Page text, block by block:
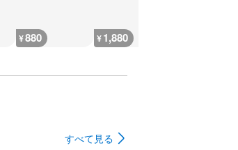
¥880 ¥1,880
すべて見る